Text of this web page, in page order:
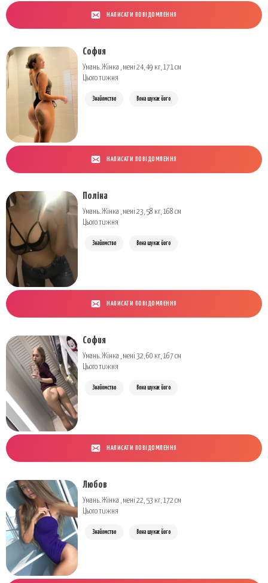
НАПИСАТИ ПОВІДОМЛЕННЯ
София
Умань. Жінка , мені 24, 49 кг, 171 см
Цього тижня
Знайомство Вона шукає його
НАПИСАТИ ПОВІДОМЛЕННЯ
Поліна
Умань. Жінка , мені 23, 58 кг, 168 см
Цього тижня
Знайомство Вона шукає його
НАПИСАТИ ПОВІДОМЛЕННЯ
София
Умань. Жінка , мені 32, 60 кг, 167 см
Цього тижня
Знайомство Вона шукає його
НАПИСАТИ ПОВІДОМЛЕННЯ
Любов
Умань. Жінка , мені 22, 53 кг, 172 см
Цього тижня
Знайомство Вона шукає його